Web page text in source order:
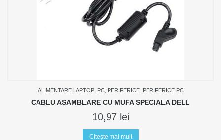
ALIMENTARE LAPTOP PC, PERIFERICE PERIFERICE PC
CABLU ASAMBLARE CU MUFA SPECIALA DELL
10,97 lei
Citește mai mult